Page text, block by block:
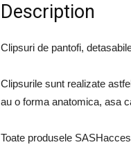
Description
Clipsuri de pantofi,
Clipsurile sunt realizate
au o forma anatomica, asa
Toate produsele